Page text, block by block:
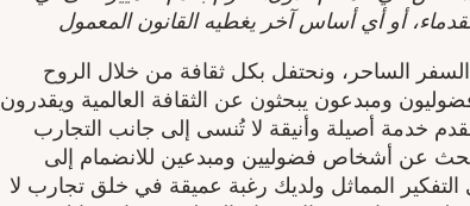
أو أي أساس آخر يغطيه القانون المعمول
الساحر، ونحتفل بكل ثقافة من خلال الروح
فضوليون ومبدعون يبحثون عن الثقافة العالمية ويقدرون
خدمة أصيلة وأنيقة لا تُنسى إلى جانب التجارب
عن أشخاص فضوليين ومبدعين للانضمام إلى
المماثل ولديك رغبة عميقة في خلق تجارب لا